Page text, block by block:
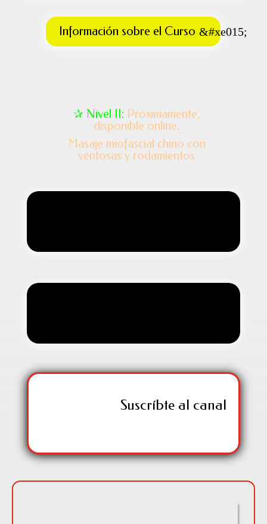
Información sobre el Curso
✰ Nivel II: Próximamente,
disponible online.
Masaje miofascial chino con
ventosas y rodamientos
Suscríbte al canal